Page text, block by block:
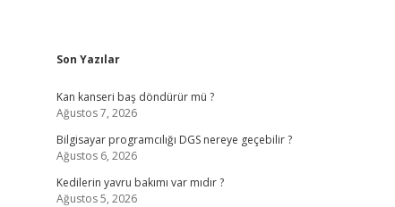
Sidebar
Son Yazılar
Kan kanseri baş döndürür mü ?
Ağustos 7, 2026
Bilgisayar programcılığı DGS nereye geçebilir ?
Ağustos 6, 2026
Kedilerin yavru bakımı var mıdır ?
Ağustos 5, 2026